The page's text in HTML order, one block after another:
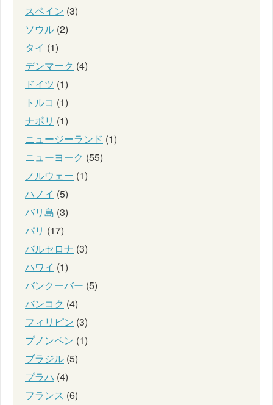
スペイン (3)
ソウル (2)
タイ (1)
デンマーク (4)
ドイツ (1)
トルコ (1)
ナポリ (1)
ニュージーランド (1)
ニューヨーク (55)
ノルウェー (1)
ハノイ (5)
バリ島 (3)
パリ (17)
バルセロナ (3)
ハワイ (1)
バンクーバー (5)
バンコク (4)
フィリピン (3)
プノンペン (1)
ブラジル (5)
プラハ (4)
フランス (6)